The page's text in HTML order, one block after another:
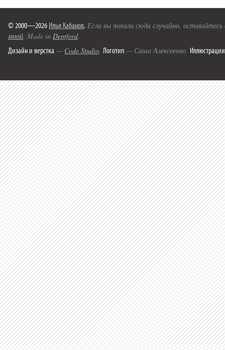
© 2000—2026 Илья Кабанов. Если вы попали сюда случайно,
мной. Made in Deptford.
Дизайн и верстка — Code Studio. Логотип — Саша Алексеенко. Иллюстрации